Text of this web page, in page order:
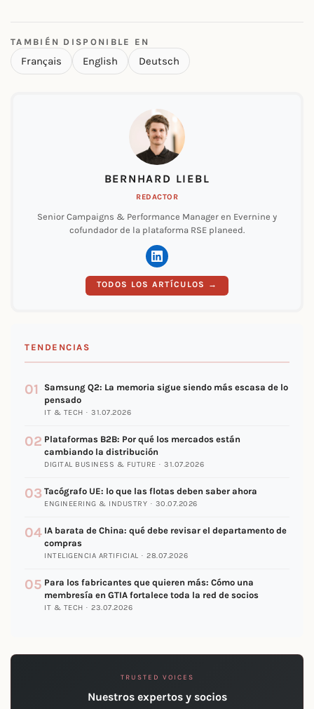
TAMBIÉN DISPONIBLE EN
Français English Deutsch
BERNHARD LIEBL
REDACTOR
Senior Campaigns & Performance Manager en Evernine y
cofundador de la plataforma RSE planeed.
TODOS LOS ARTÍCULOS →
TENDENCIAS
01
Samsung Q2: La memoria sigue siendo más escasa de lo
pensado
IT & TECH · 31.07.2026
02 Plataformas B2B: Por qué los mercados están
cambiando la distribución
DIGITAL BUSINESS & FUTURE · 31.07.2026
03 Tacógrafo UE: lo que las flotas deben saber ahora
ENGINEERING & INDUSTRY · 30.07.2026
04 IA barata de China: qué debe revisar el departamento de
compras
INTELIGENCIA ARTIFICIAL · 28.07.2026
05 Para los fabricantes que quieren más: Cómo una
membresía en GTIA fortalece toda la red de socios
IT & TECH · 23.07.2026
TRUSTED VOICES
Nuestros expertos y socios